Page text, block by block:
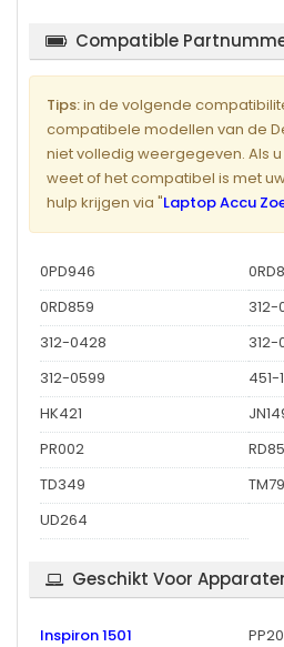
Compatible
Tips:in de volgende
compatibele modellen van de
niet volledig weergegeven. Als
weet of het compatibel is met
hulp krijgen via "Laptop Accu
0PD946
0RD859
312-
312-0428
312-
312-0599
451-
HK421
PR002
TD349
UD264
Geschikt Voor
Inspiron 1501